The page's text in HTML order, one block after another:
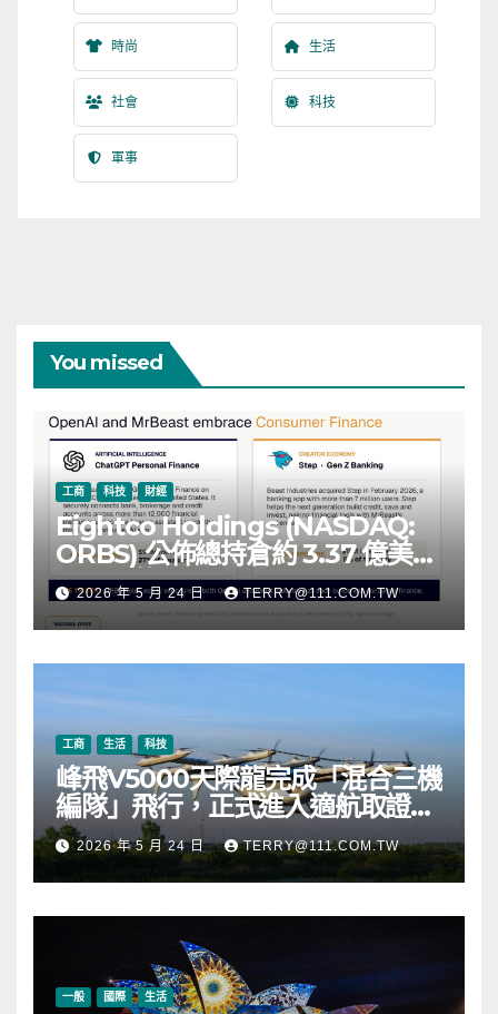
時尚 生活
社會 科技
軍事
You missed
工商 科技 財經
Eightco Holdings (NASDAQ:
ORBS) 公佈總持倉約 3.37 億美
元，涵蓋 OpenAI、Beast
Industries、超過 11,000 枚以太
幣 (ETH) 及逾 2.83 億枚 WLD 代
幣
2026 年 5 月 24 日 TERRY@111.COM.TW
工商 生活 科技
峰飛V5000天際龍完成「混合三機
編隊」飛行，正式進入適航取證階
段2026 年 5 月 24 日 TERRY@111.COM.TW
一般 國際 生活